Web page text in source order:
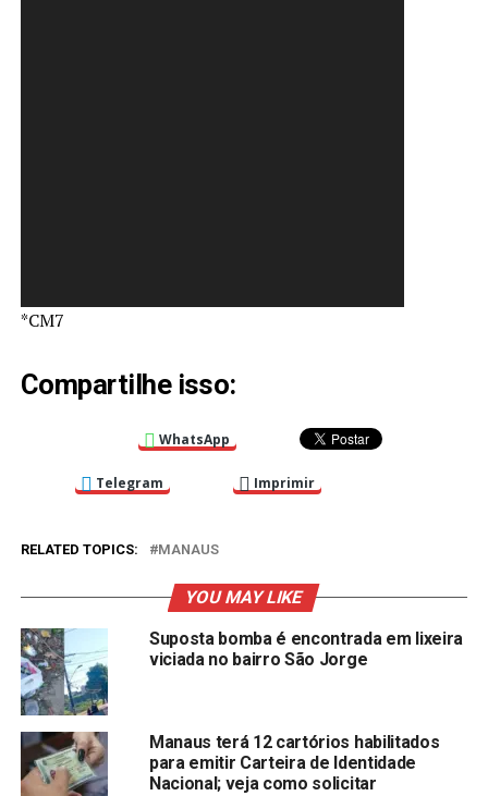
*CM7
Compartilhe isso:
WhatsApp
Telegram Imprimir
RELATED TOPICS: MANAUS
YOU MAY LIKE
Suposta bomba é encontrada em lixeira
viciada no bairro São Jorge
Manaus terá 12 cartórios habilitados
para emitir Carteira de Identidade
Nacional; veja como solicitar